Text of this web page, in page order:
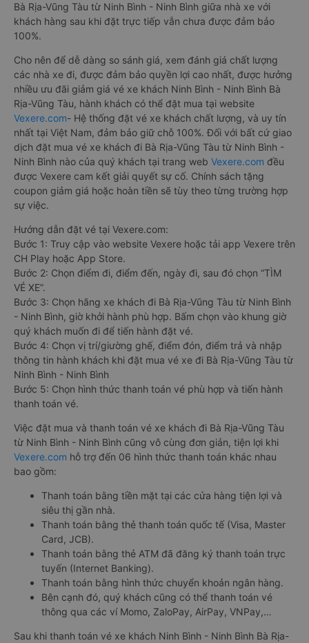
Bà Rịa-Vũng Tàu từ Ninh Bình - Ninh Bình giữa nhà xe với
khách hàng sau khi đặt trực tiếp vẫn chưa được đảm bảo
100%.
Cho nên để dễ dàng so sánh giá, xem đánh giá chất lượng
các nhà xe đi, được đảm bảo quyền lợi cao nhất, được hưởng
nhiều ưu đãi giảm giá vé xe khách Ninh Bình - Ninh Bình Bà
Rịa-Vũng Tàu, hành khách có thể đặt mua tại website
Vexere.com- Hệ thống đặt vé xe khách chất lượng, và uy tín
nhất tại Việt Nam, đảm bảo giữ chỗ 100%. Đối với bất cứ giao
dịch đặt mua vé xe khách đi Bà Rịa-Vũng Tàu từ Ninh Bình -
Ninh Bình nào của quý khách tại trang web Vexere.com đều
được Vexere cam kết giải quyết sự cố. Chính sách tặng
coupon giảm giá hoặc hoàn tiền sẽ tùy theo từng trường hợp
sự việc.
Hướng dẫn đặt vé tại Vexere.com:
Bước 1: Truy cập vào website Vexere hoặc tải app Vexere trên
CH Play hoặc App Store.
Bước 2: Chọn điểm đi, điểm đến, ngày đi, sau đó chọn “TÌM
VÉ XE”.
Bước 3: Chọn hãng xe khách đi Bà Rịa-Vũng Tàu từ Ninh Bình
- Ninh Bình, giờ khởi hành phù hợp. Bấm chọn vào khung giờ
quý khách muốn đi để tiến hành đặt vé.
Bước 4: Chọn vị trí/giường ghế, điểm đón, điểm trả và nhập
thông tin hành khách khi đặt mua vé xe đi Bà Rịa-Vũng Tàu từ
Ninh Bình - Ninh Bình
Bước 5: Chọn hình thức thanh toán vé phù hợp và tiến hành
thanh toán vé.
Việc đặt mua và thanh toán vé xe khách đi Bà Rịa-Vũng Tàu
từ Ninh Bình - Ninh Bình cũng vô cùng đơn giản, tiện lợi khi
Vexere.com hỗ trợ đến 06 hình thức thanh toán khác nhau
bao gồm:
Thanh toán bằng tiền mặt tại các cửa hàng tiện lợi và
siêu thị gần nhà.
Thanh toán bằng thẻ thanh toán quốc tế (Visa, Master
Card, JCB).
Thanh toán bằng thẻ ATM đã đăng ký thanh toán trực
tuyến (Internet Banking).
Thanh toán bằng hình thức chuyển khoản ngân hàng.
Bên cạnh đó, quý khách cũng có thể thanh toán vé
thông qua các ví Momo, ZaloPay, AirPay, VNPay,…
Sau khi thanh toán vé xe khách Ninh Bình - Ninh Bình Bà Rịa-